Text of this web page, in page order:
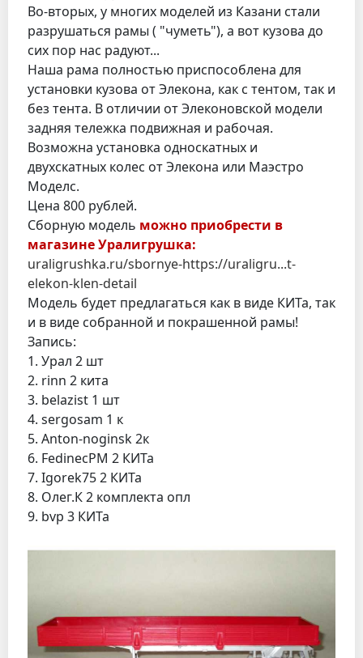
Во-вторых, у многих моделей из Казани стали
разрушаться рамы ( "чуметь"), а вот кузова до
сих пор нас радуют...
Наша рама полностью приспособлена для
установки кузова от Элекона, как с тентом, так и
без тента. В отличии от Элеконовской модели
задняя тележка подвижная и рабочая.
Возможна установка односкатных и
двухскатных колес от Элекона или Маэстро
Моделс.
Цена 800 рублей.
Сборную модель можно приобрести в
магазине Уралигрушка:
uraligrushka.ru/sbornye-https://uraligru...t-
elekon-klen-detail
Модель будет предлагаться как в виде КИТа, так
и в виде собранной и покрашенной рамы!
Запись:
1. Урал 2 шт
2. rinn 2 кита
3. belazist 1 шт
4. sergosam 1 к
5. Anton-noginsk 2к
6. FedinecPM 2 КИТа
7. Igorek75 2 КИТа
8. Олег.К 2 комплекта опл
9. bvp 3 КИТа